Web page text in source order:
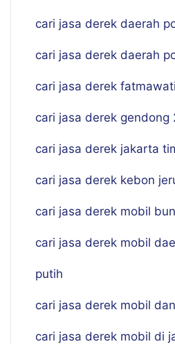
cari jasa derek daerah
cari jasa derek daerah
cari jasa derek fatmawati
cari jasa derek gendong
cari jasa derek jakarta
cari jasa derek kebon
cari jasa derek mobil
cari jasa derek mobil
putih
cari jasa derek mobil
cari jasa derek mobil di